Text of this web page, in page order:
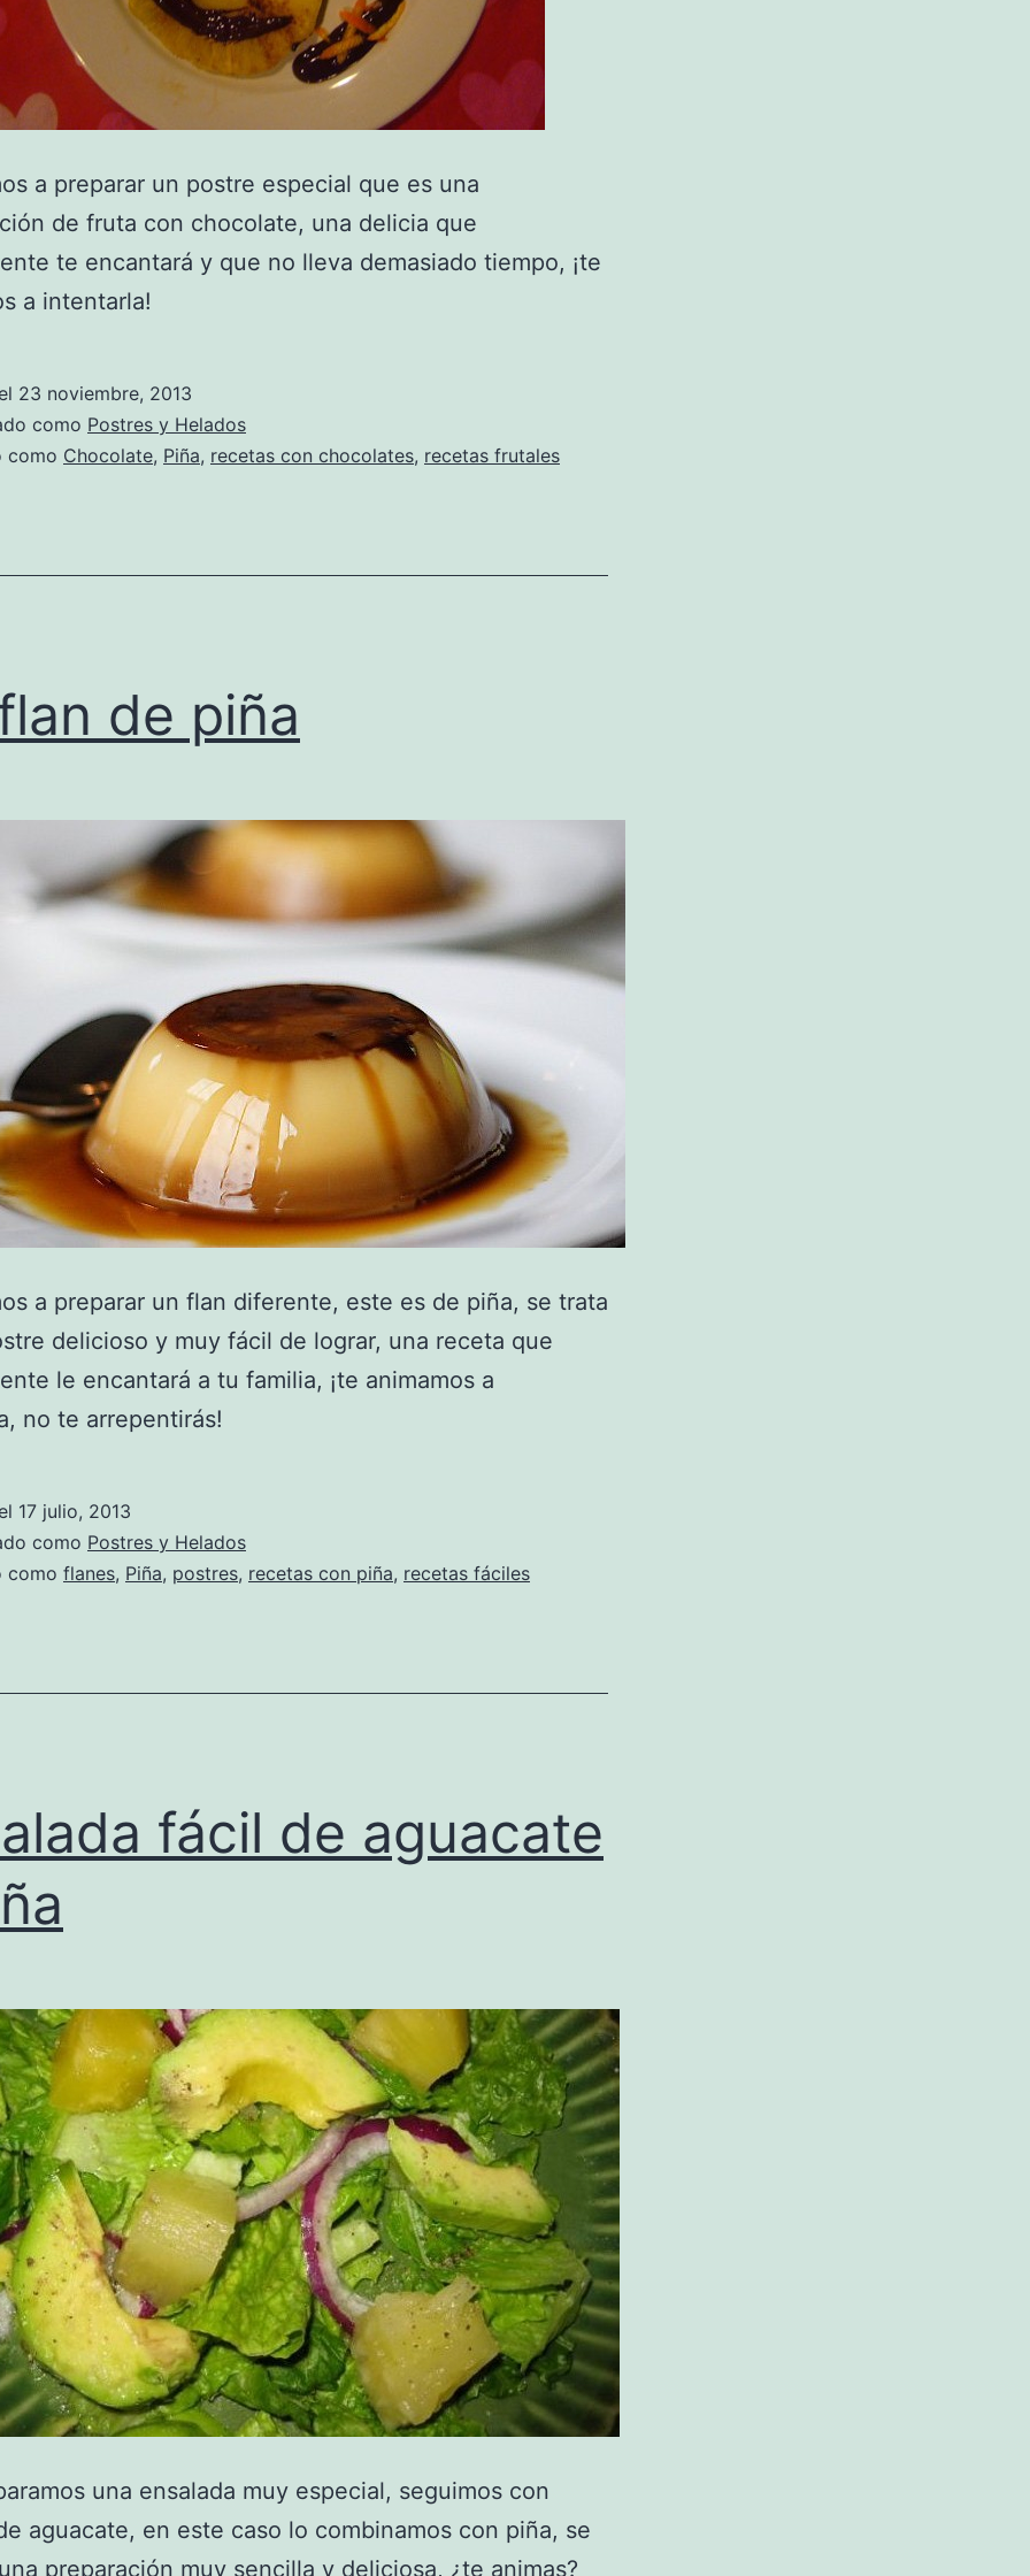
a preparar un postre especial que es una
de fruta con chocolate, una delicia que
te encantará y que no lleva demasiado tiempo, ¡te
a intentarla!
23 noviembre, 2013
como Postres y Helados
como Chocolate, Piña, recetas con chocolates, recetas frutales
de piña
a preparar un flan diferente, este es de piña, se trata
delicioso y muy fácil de lograr, una receta que
le encantará a tu familia, ¡te animamos a
no te arrepentirás!
17 julio, 2013
como Postres y Helados
como flanes, Piña, postres, recetas con piña, recetas fáciles
fácil de aguacate
una ensalada muy especial, seguimos con
aguacate, en este caso lo combinamos con piña, se
preparación muy sencilla y deliciosa, ¿te animas?